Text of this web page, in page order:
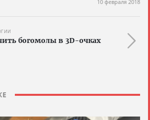
10 февраля 2018
богомолы в 3D-очках